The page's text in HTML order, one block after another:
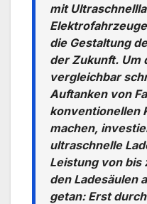
mit
die Gestaltung
der Zukunft. Um
vergleichbar
Auftanken von
konventionellen
machen,
ultraschnelle
Leistung von bis
den Ladesäulen
getan: Erst